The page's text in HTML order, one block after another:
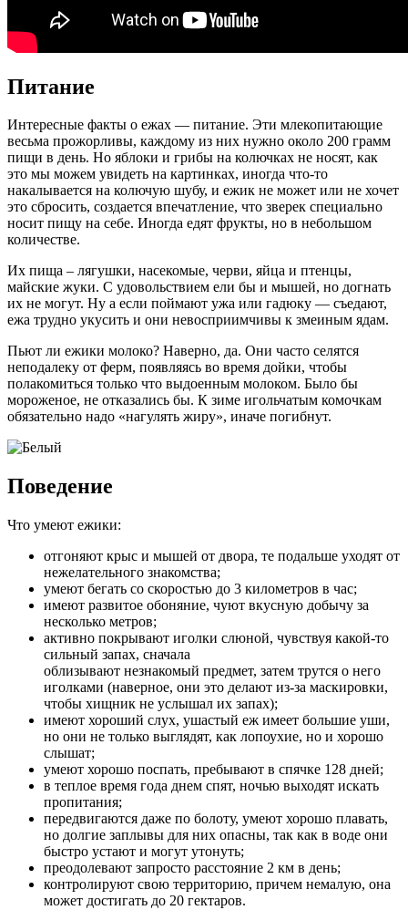
Питание
Интересные факты о ежах — питание. Эти млекопитающие
весьма прожорливы, каждому из них нужно около 200 грамм
пищи в день. Но яблоки и грибы на колючках не носят, как
это мы можем увидеть на картинках, иногда что-то
накалывается на колючую шубу, и ежик не может или не хочет
это сбросить, создается впечатление, что зверек специально
носит пищу на себе. Иногда едят фрукты, но в небольшом
количестве.
Их пища – лягушки, насекомые, черви, яйца и птенцы,
майские жуки. С удовольствием ели бы и мышей, но догнать
их не могут. Ну а если поймают ужа или гадюку — съедают,
ежа трудно укусить и они невосприимчивы к змеиным ядам.
Пьют ли ежики молоко? Наверно, да. Они часто селятся
неподалеку от ферм, появляясь во время дойки, чтобы
полакомиться только что выдоенным молоком. Было бы
мороженое, не отказались бы. К зиме игольчатым комочкам
обязательно надо «нагулять жиру», иначе погибнут.
Поведение
Что умеют ежики:
отгоняют крыс и мышей от двора, те подальше уходят от
нежелательного знакомства;
умеют бегать со скоростью до 3 километров в час;
имеют развитое обоняние, чуют вкусную добычу за
несколько метров;
активно покрывают иголки слюной, чувствуя какой-то
сильный запах, сначала
облизывают незнакомый предмет, затем трутся о него
иголками (наверное, они это делают из-за маскировки,
чтобы хищник не услышал их запах);
имеют хороший слух, ушастый еж имеет большие уши,
но они не только выглядят, как лопоухие, но и хорошо
слышат;
умеют хорошо поспать, пребывают в спячке 128 дней;
в теплое время года днем спят, ночью выходят искать
пропитания;
передвигаются даже по болоту, умеют хорошо плавать,
но долгие заплывы для них опасны, так как в воде они
быстро устают и могут утонуть;
преодолевают запросто расстояние 2 км в день;
контролируют свою территорию, причем немалую, она
может достигать до 20 гектаров.